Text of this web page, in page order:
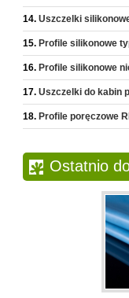
Uszczelki
Profile silikonowe
Profile silikonowe
Uszczelki do kabin
Profile poręczowe
Ostatnio